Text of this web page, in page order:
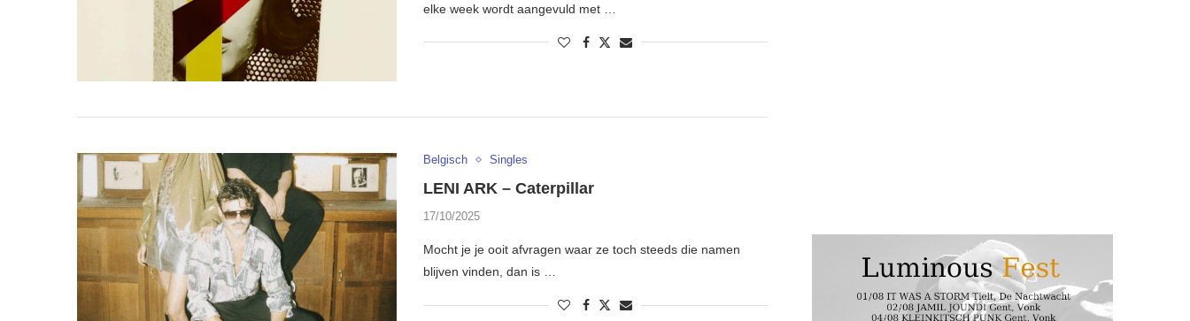
elke week wordt aangevuld met …
Belgisch Singles
LENI ARK – Caterpillar
17/10/2025
Mocht je je ooit afvragen waar ze toch steeds die namen
blijven vinden, dan is …